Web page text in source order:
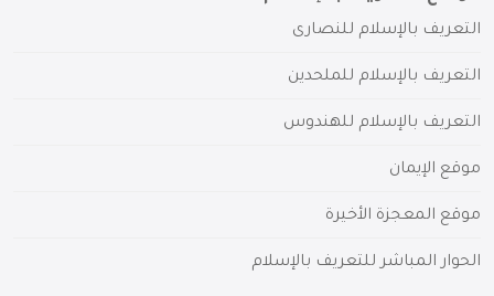
التعريف بالإسلام للنصارى
التعريف بالإسلام للملحدين
التعريف بالإسلام للهندوس
موقع الإيمان
موقع المعجزة الأخيرة
الحوار المباشر للتعريف بالإسلام